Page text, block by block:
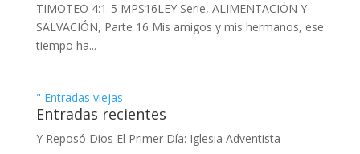
TIMOTEO 4:1-5 MPS16LEY Serie, ALIMENTACIÓN Y
SALVACIÓN, Parte 16 Mis amigos y mis hermanos, ese
tiempo ha...
" Entradas viejas
Entradas recientes
Y Reposó Dios El Primer Día: Iglesia Adventista